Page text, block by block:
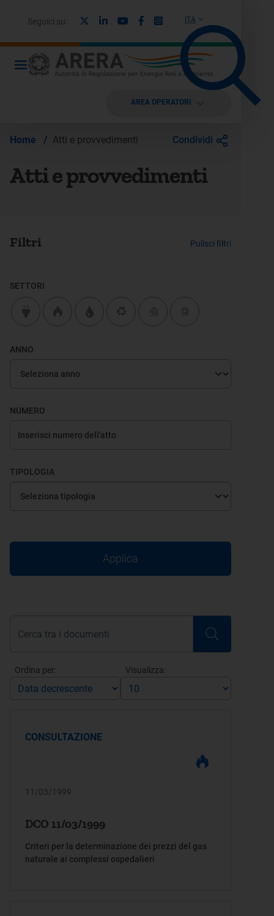
ITA
Seguici su: LinkedinYoutubeFacebook
Instagram
AREA OPERATORI
Home / Atti e provvedimenti Condividi
Atti e provvedimenti
Filtri Pulisci filtri
SETTORI
ANNO
NUMERO
TIPOLOGIA
Applica
Ordina per: Visualizza:
CONSULTAZIONE
11/03/1999
DCO 11/03/1999
Criteri per la determinazione dei prezzi del gas
naturale ai complessi ospedalieri